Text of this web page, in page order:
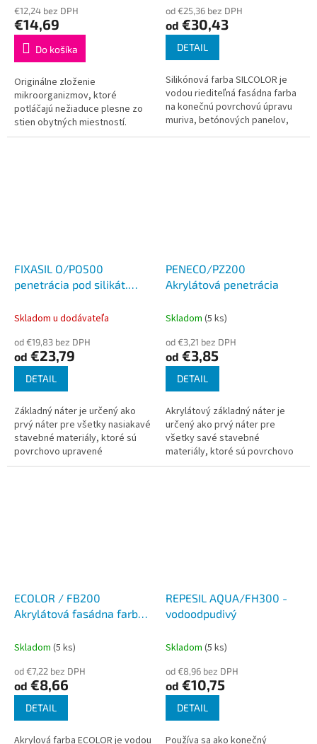
€12,24 bez DPH
€14,69
Do košíka
Originálne zloženie
mikroorganizmov, ktoré
potláčajú nežiaduce plesne zo
stien obytných miestností.
od €25,36 bez DPH
od €30,43
DETAIL
Silikónová farba SILCOLOR je
vodou riediteľná fasádna farba
na konečnú povrchovú úpravu
muriva, betónových panelov,
zateplených systémov atď.
FIXASIL O/PO500
penetrácia pod silikát.
Skladom u dodávateľa
od €19,83 bez DPH
od €23,79
DETAIL
Základný náter je určený ako
prvý náter pre všetky nasiakavé
stavebné materiály, ktoré sú
povrchovo upravené
silikátovými omietkami, napr.
PENECO/PZ200
Akrylátová penetrácia
Skladom (5 ks)
od €3,21 bez DPH
od €3,85
DETAIL
Akrylátový základný náter je
určený ako prvý náter pre
všetky savé stavebné
materiály, ktoré sú povrchovo
upravené akrylátovými
ECOLOR / FB200
Akrylátová fasádna farba
Skladom (5 ks)
od €7,22 bez DPH
od €8,66
DETAIL
Akrylová farba ECOLOR je vodou
REPESIL AQUA/FH300 -
vodoodpudivý
Skladom (5 ks)
od €8,96 bez DPH
od €10,75
DETAIL
Používa sa ako konečný